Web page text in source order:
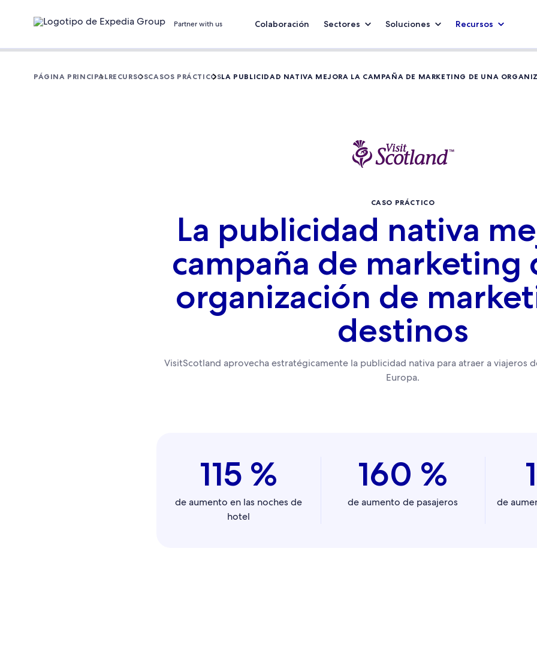
Partner with us Colaboración Sectores Soluciones Recursos
PÁGINA PRINCIPALRECURSOSCASOS PRÁCTICOSLA PUBLICIDAD NATIVA MEJORA LA CAMPAÑA DE MARKETING DE UNA
CASO PRÁCTICO
La publicidad nativa
campaña de marketing
organización de
destinos
VisitScotland aprovecha estratégicamente la publicidad nativa para atraer a viajeros
Europa.
115 %
de aumento en las noches de
hotel
160 %
de aumento de pasajeros de